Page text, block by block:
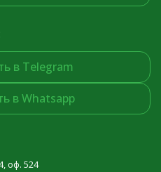
в Telegram
в Whatsapp
оф. 524